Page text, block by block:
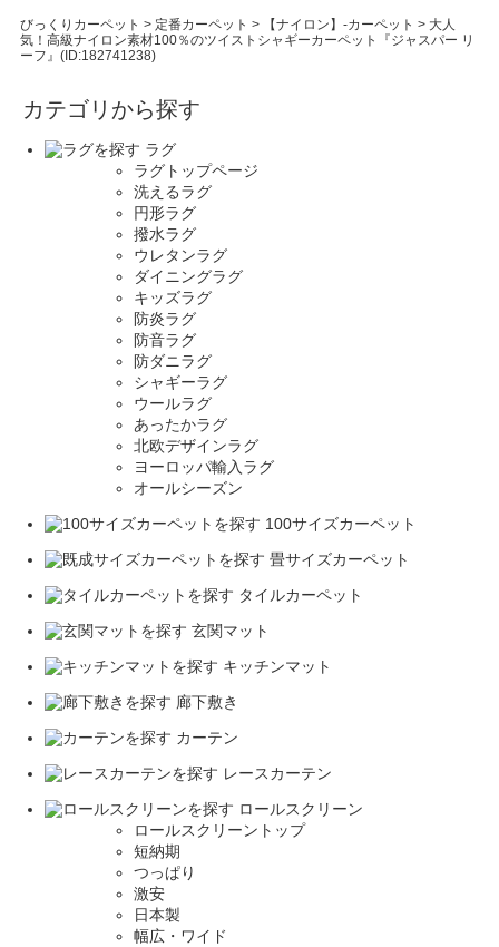
びっくりカーペット > 定番カーペット > 【ナイロン】-カーペット > 大人
気！高級ナイロン素材100％のツイストシャギーカーペット『ジャスパー リ
ーフ』(ID:182741238)
カテゴリから探す
ラグ
ラグトップページ
洗えるラグ
円形ラグ
撥水ラグ
ウレタンラグ
ダイニングラグ
キッズラグ
防炎ラグ
防音ラグ
防ダニラグ
シャギーラグ
ウールラグ
あったかラグ
北欧デザインラグ
ヨーロッパ輸入ラグ
オールシーズン
100サイズカーペット
畳サイズカーペット
タイルカーペット
玄関マット
キッチンマット
廊下敷き
カーテン
レースカーテン
ロールスクリーン
ロールスクリーントップ
短納期
つっぱり
激安
日本製
幅広・ワイド